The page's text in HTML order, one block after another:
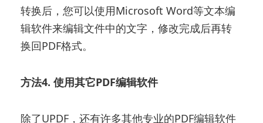
转换后，您可以使用Microsoft Word等文本编
辑软件来编辑文件中的文字，修改完成后再转
换回PDF格式。
方法4. 使用其它PDF编辑软件
除了UPDF，还有许多其他专业的PDF编辑软件